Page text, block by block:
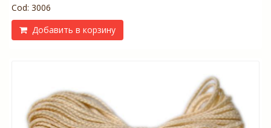
Cod: 3006
Добавить в корзину